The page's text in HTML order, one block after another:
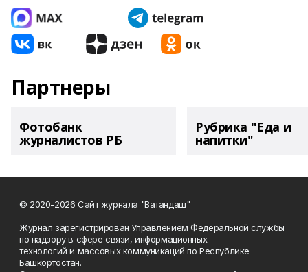
Партнеры
Фотобанк
журналистов РБ
Рубрика "Еда и
напитки"
© 2020-2026 Сайт журнала "Ватандаш"
Журнал зарегистрирован Управлением Федеральной службы
по надзору в сфере связи, информационных
технологий и массовых коммуникаций по Республике
Башкортостан.